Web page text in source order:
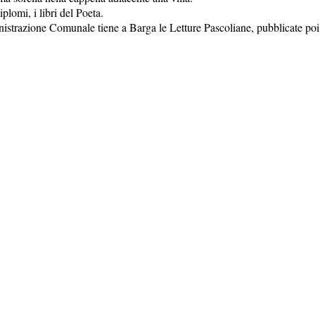
i libri del Poeta.
Comunale tiene a Barga le Letture Pascoliane, pubblicate poi